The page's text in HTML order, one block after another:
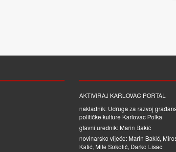
AKTIVIRAJ KARLOVAC PORTAL
nakladnik: Udruga za razvoj
političke kulture Karlovac Polka
glavni urednik: Marin Bakić
novinarsko vijeće: Marin Bakić,
Katić, Mile Sokolić, Darko Lisac